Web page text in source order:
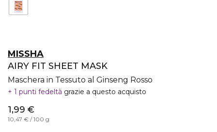
MISSHA
AIRY FIT SHEET MASK
Maschera in Tessuto al Ginseng Rosso
1 punti fedeltà grazie a questo acquisto
1,99 €
10,47 € / 100 g